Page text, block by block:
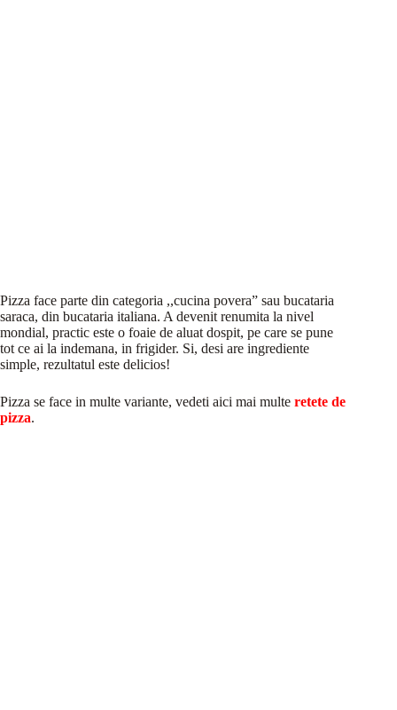
Pizza face parte din categoria ,,cucina povera” sau bucataria
saraca, din bucataria italiana. A devenit renumita la nivel
mondial, practic este o foaie de aluat dospit, pe care se pune
tot ce ai la indemana, in frigider. Si, desi are ingrediente
simple, rezultatul este delicios!
Pizza se face in multe variante, vedeti aici mai multe retete de
pizza.